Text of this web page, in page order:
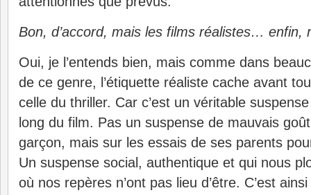
Bon, d’accord, mais les films réalistes… enfin,
Oui, je l’entends bien, mais comme dans
de ce genre, l’étiquette réaliste cache avant
celle du thriller. Car c’est un véritable
long du film. Pas un suspense de mauvais
garçon, mais sur les essais de ses parents
Un suspense social, authentique et qui nous
où nos repères n’ont pas lieu d’être. C’est